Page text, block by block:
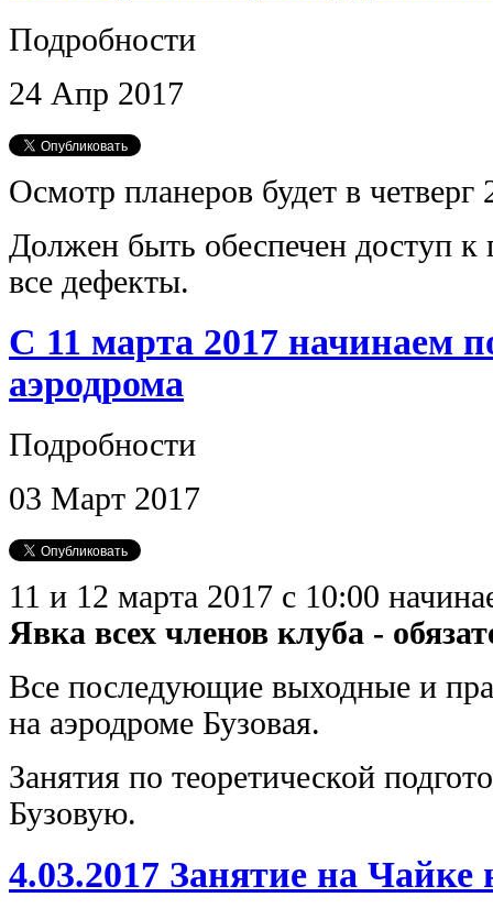
Подробности
24 Апр 2017
Осмотр планеров будет в четверг
Должен быть обеспечен доступ к
все дефекты.
С 11 марта 2017 начинаем
аэродрома
Подробности
03 Март 2017
11 и 12 марта 2017 с 10:00
Явка всех членов клуба -
Все последующие выходные и
на аэродроме Бузовая.
Занятия по теоретической
Бузовую.
4.03.2017 Занятие на Чайке